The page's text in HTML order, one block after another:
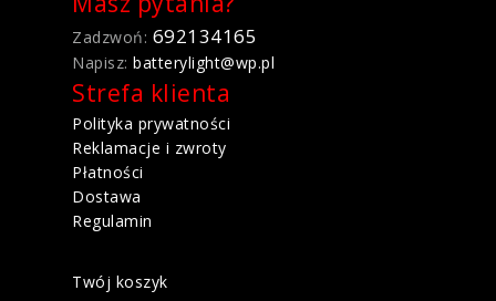
Masz pytania?
Zadzwoń: 692134165
Napisz: batterylight@wp.pl
Strefa klienta
Polityka prywatności
Reklamacje i zwroty
Płatności